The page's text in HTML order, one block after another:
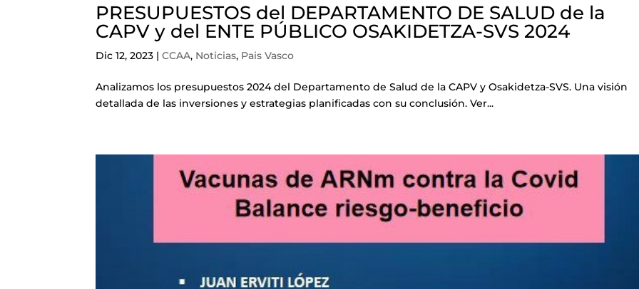
PRESUPUESTOS del DEPARTAMENTO DE SALUD de la
CAPV y del ENTE PÚBLICO OSAKIDETZA-SVS 2024
Dic 12, 2023 |CCAA, Noticias, Pais Vasco
Analizamos los presupuestos 2024 del Departamento de Salud de la CAPV y Osakidetza-SVS. Una visión
detallada de las inversiones y estrategias planificadas con su conclusión. Ver...